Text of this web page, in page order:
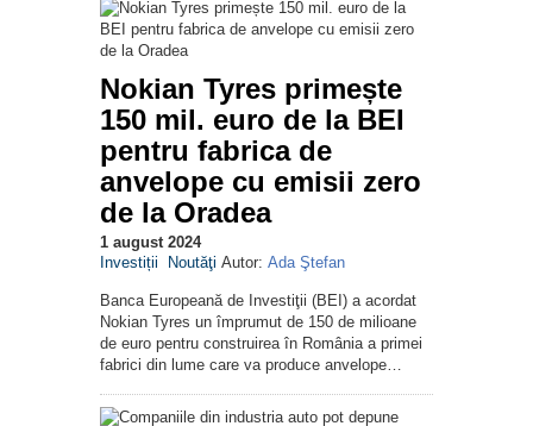
Nokian Tyres primește
150 mil. euro de la BEI
pentru fabrica de
anvelope cu emisii zero
de la Oradea
1 august 2024
Investiții
Noutăţi Autor: Ada Ştefan
Banca Europeană de Investiţii (BEI) a acordat
Nokian Tyres un împrumut de 150 de milioane
de euro pentru construirea în România a primei
fabrici din lume care va produce anvelope…